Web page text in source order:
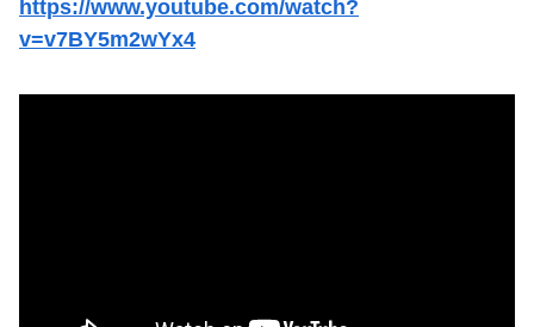
https://www.youtube.com/watch?
v=v7BY5m2wYx4